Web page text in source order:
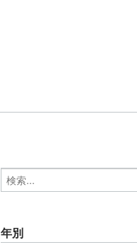
年別